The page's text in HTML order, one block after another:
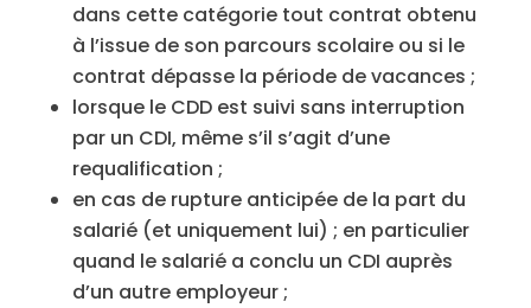
dans cette catégorie tout contrat obtenu
à l’issue de son parcours scolaire ou si le
contrat dépasse la période de vacances ;
lorsque le CDD est suivi sans interruption
par un CDI, même s’il s’agit d’une
requalification ;
en cas de rupture anticipée de la part du
salarié (et uniquement lui) ; en particulier
quand le salarié a conclu un CDI auprès
d’un autre employeur ;